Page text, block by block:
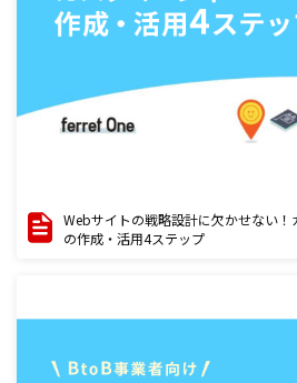
Webサイトの戦略設計に欠かせない
の作成・活用4ステップ